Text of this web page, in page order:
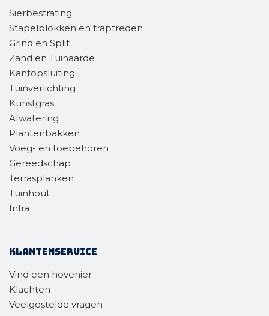
Sierbestrating
Stapelblokken en traptreden
Grind en Split
Zand en Tuinaarde
Kantopsluiting
Tuinverlichting
Kunstgras
Afwatering
Plantenbakken
Voeg- en toebehoren
Gereedschap
Terrasplanken
Tuinhout
Infra
Klantenservice
Vind een hovenier
Klachten
Veelgestelde vragen